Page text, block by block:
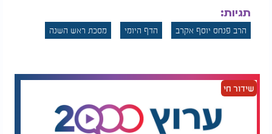
תגיות:
הרב פנחס יוסף אקרב הדף היומי מסכת ראש השנה
שידור חי